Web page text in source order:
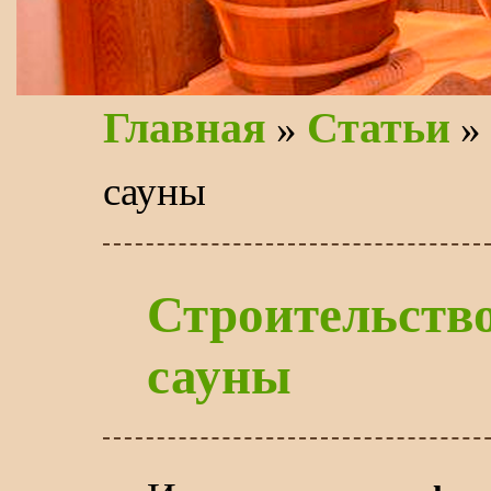
Главная » Статьи »
сауны
сауны